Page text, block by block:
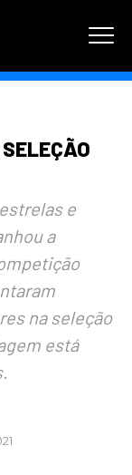
e
a
na seleção
está